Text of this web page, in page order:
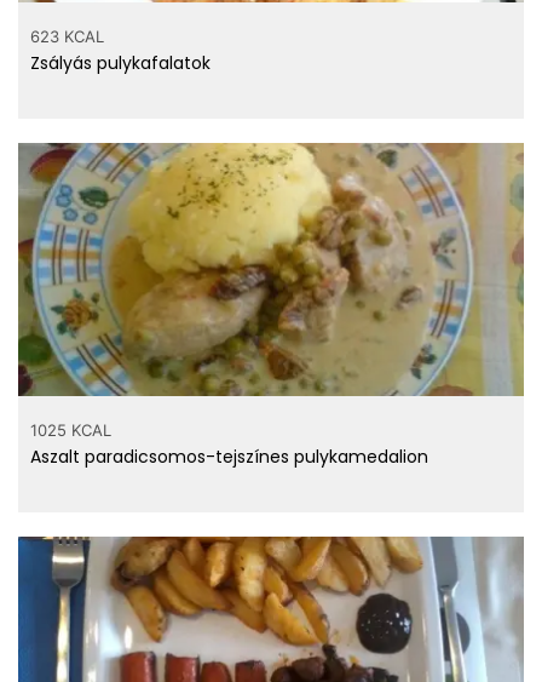
623 KCAL
Zsályás pulykafalatok
1025 KCAL
Aszalt paradicsomos-tejszínes pulykamedalion